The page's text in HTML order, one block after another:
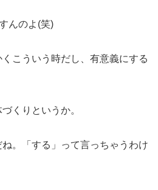
んのよ(笑)
こういう時だし、有意義にする
くりというか。
。「する」って言っちゃうわけ